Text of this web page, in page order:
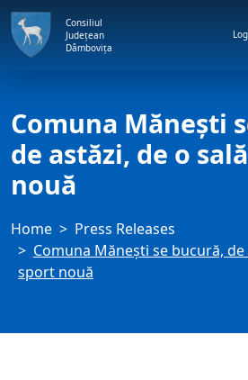
Consiliul
Județean
Dâmbovița
Comuna Mănești
de astăzi, de o
nouă
Home
Press Releases
Comuna Mănești se bucură,
sport nouă